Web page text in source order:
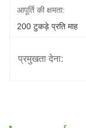
आपूर्ति की क्षमता:
200 टुकड़े प्रति माह
प्रमुखता देना: